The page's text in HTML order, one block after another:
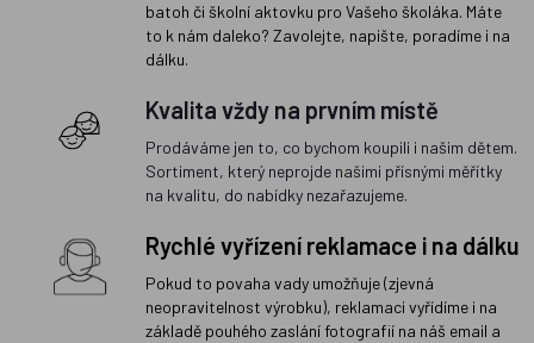
batoh či školní aktovku pro Vašeho školáka. Máte
to k nám daleko? Zavolejte, napište, poradíme i na
dálku.
Kvalita vždy na prvním místě
Prodáváme jen to, co bychom koupili i našim dětem.
Sortiment, který neprojde našimi přísnými měřítky
na kvalitu, do nabídky nezařazujeme.
Rychlé vyřízení reklamace i na dálku
Pokud to povaha vady umožňuje (zjevná
neopravitelnost výrobku), reklamaci vyřídíme i na
základě pouhého zaslání fotografií na náš email a